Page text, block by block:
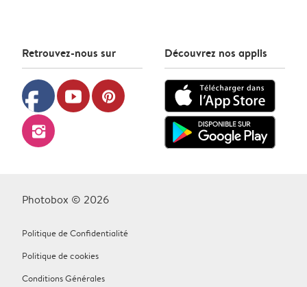
Retrouvez-nous sur
facebook youtube pinterest
instagram
Découvrez nos applis
Photobox © 2026
Politique de Confidentialité
Politique de cookies
Conditions Générales